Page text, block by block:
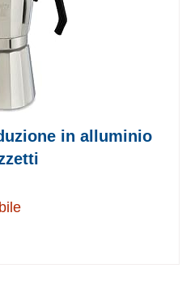
in alluminio